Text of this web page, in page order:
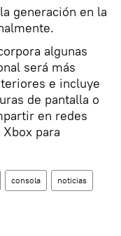
generación en la
algunas
será más
e incluye
de pantalla o
en redes
para
consola noticias